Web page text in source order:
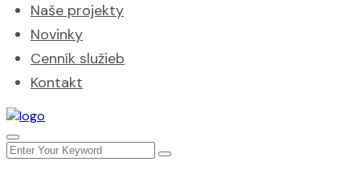
Naše projekty
Novinky
Cenník služieb
Kontakt